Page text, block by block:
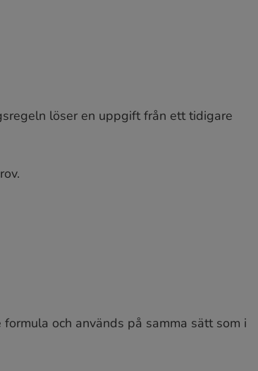
löser en uppgift från ett tidigare
och används på samma sätt som i